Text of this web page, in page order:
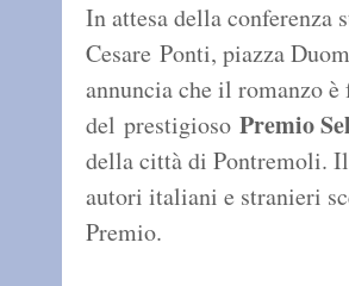
In attesa della
Cesare Ponti, piazza
annuncia che il romanzo
del prestigioso Premio
della città di Pontremoli.
autori italiani e stranieri
Premio.